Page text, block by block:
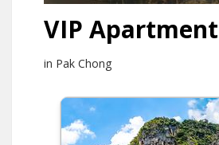
VIP Apartment
in Pak Chong